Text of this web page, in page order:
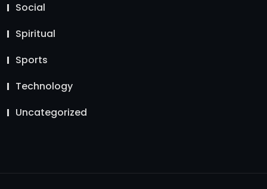
Social
Spiritual
Sports
Technology
Uncategorized